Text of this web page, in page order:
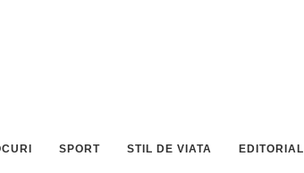
SPORT STIL DE VIATA EDITORIAL